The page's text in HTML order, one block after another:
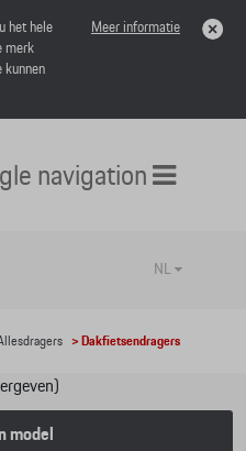
het hele
merk
kunnen
Meer informatie
navigation
NL
> Dakfietsendragers
model